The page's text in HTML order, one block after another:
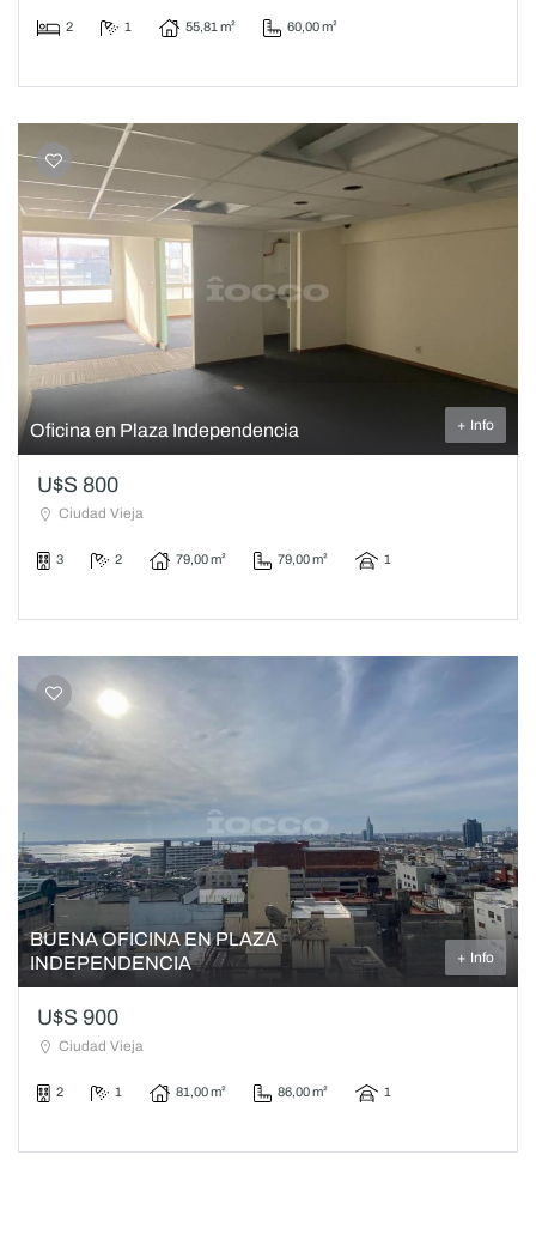
2 1 55,81 m² 60,00 m²
Oficina en Plaza Independencia + Info
U$S 800
Ciudad Vieja
3 2 79,00 m² 79,00 m² 1
BUENA OFICINA EN PLAZA
INDEPENDENCIA
+ Info
U$S 900
Ciudad Vieja
2 1 81,00 m² 86,00 m² 1